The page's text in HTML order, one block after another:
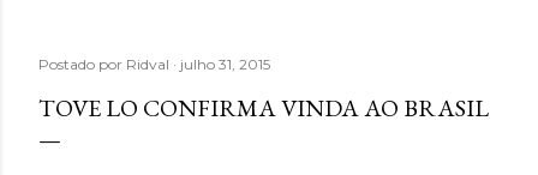
Postado por Ridval julho 31, 2015
TOVE LO CONFIRMA VINDA AO BRASIL